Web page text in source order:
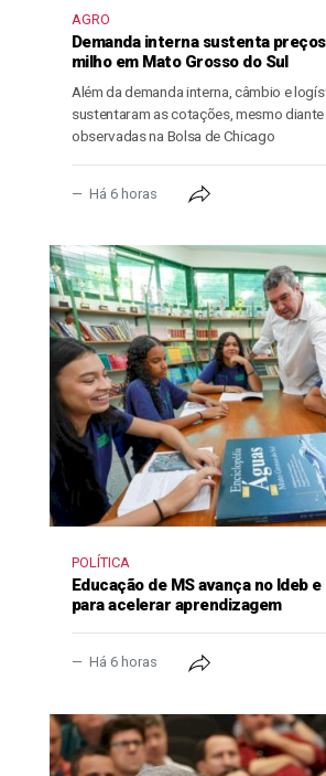
AGRO
Demanda interna sustenta
milho em Mato Grosso do Sul
Além da demanda interna, câmbio e
sustentaram as cotações, mesmo
observadas na Bolsa de Chicago
Há 6 horas
POLÍTICA
Educação de MS avança no Ideb
para acelerar aprendizagem
Há 6 horas